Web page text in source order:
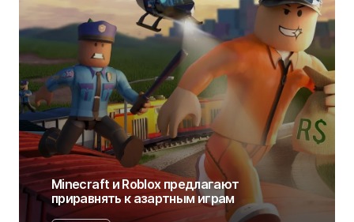
Minecraft и Roblox предлагают
приравнять к азартным играм